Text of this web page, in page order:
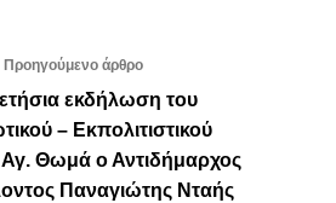
Προηγούμενο άρθρο
εκδήλωση του
– Εκπολιτιστικού
Θωμά ο Αντιδήμαρχος
Παναγιώτης Νταής